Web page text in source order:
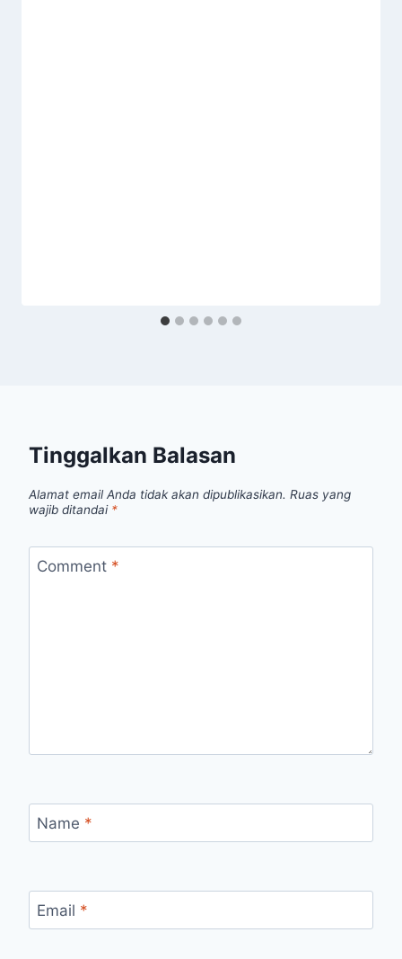
Tinggalkan Balasan
Alamat email Anda tidak akan dipublikasikan. Ruas yang
wajib ditandai *
Comment *
Name *
Email *